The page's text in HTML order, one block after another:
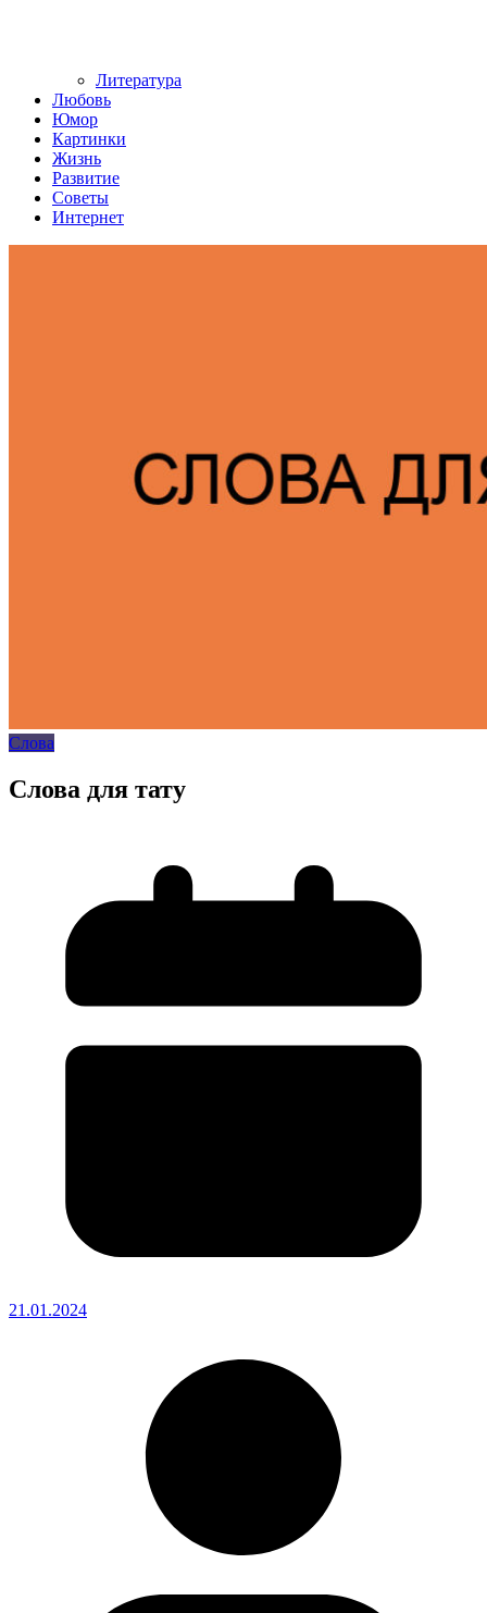
Литература
Любовь
Юмор
Картинки
Жизнь
Развитие
Советы
Интернет
Слова
Слова для тату
21.01.2024